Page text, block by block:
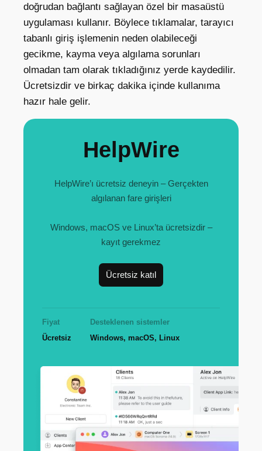
doğrudan bağlantı sağlayan özel bir masaüstü
uygulaması kullanır. Böylece tıklamalar, tarayıcı
tabanlı giriş işlemenin neden olabileceği
gecikme, kayma veya algılama sorunları
olmadan tam olarak tıkladığınız yerde kaydedilir.
Ücretsizdir ve birkaç dakika içinde kullanıma
hazır hale gelir.
HelpWire
HelpWire’ı ücretsiz deneyin – Gerçekten
algılanan fare girişleri
Windows, macOS ve Linux’ta ücretsizdir –
kayıt gerekmez
Ücretsiz katıl
Fiyat
Ücretsiz
Desteklenen sistemler
Windows, macOS, Linux